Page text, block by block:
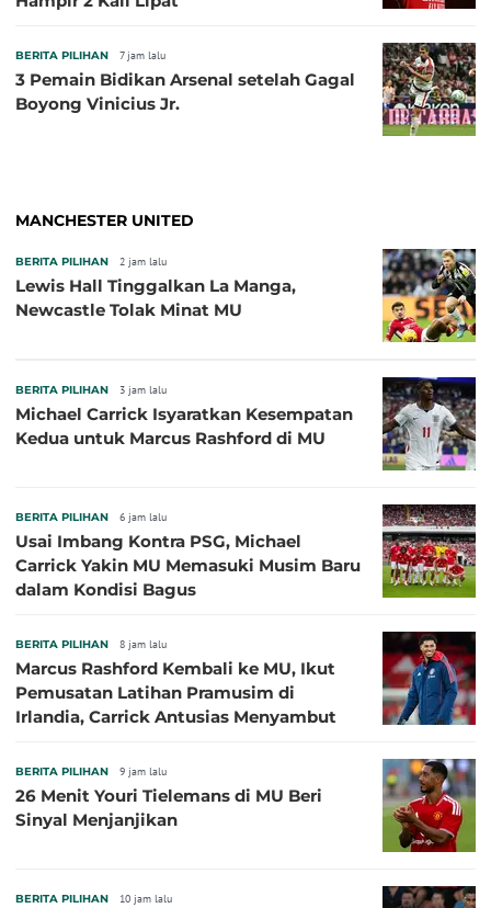
BERITA PILIHAN 7 jam lalu
3 Pemain Bidikan Arsenal setelah Gagal
Boyong Vinicius Jr.
MANCHESTER UNITED
BERITA PILIHAN 2 jam lalu
Lewis Hall Tinggalkan La Manga,
Newcastle Tolak Minat MU
BERITA PILIHAN 3 jam lalu
Michael Carrick Isyaratkan Kesempatan
Kedua untuk Marcus Rashford di MU
BERITA PILIHAN 6 jam lalu
Usai Imbang Kontra PSG, Michael
Carrick Yakin MU Memasuki Musim Baru
dalam Kondisi Bagus
BERITA PILIHAN 8 jam lalu
Marcus Rashford Kembali ke MU, Ikut
Pemusatan Latihan Pramusim di
Irlandia, Carrick Antusias Menyambut
BERITA PILIHAN 9 jam lalu
26 Menit Youri Tielemans di MU Beri
Sinyal Menjanjikan
BERITA PILIHAN 10 jam lalu